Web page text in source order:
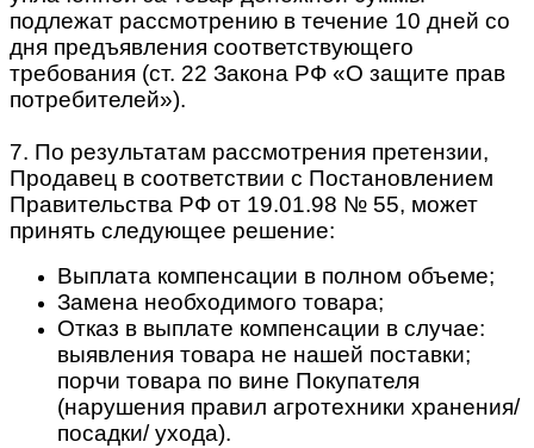
подлежат рассмотрению в течение 10 дней со
дня предъявления соответствующего
требования (ст. 22 Закона РФ «О защите прав
потребителей»).
7. По результатам рассмотрения претензии,
Продавец в соответствии с Постановлением
Правительства РФ от 19.01.98 № 55, может
принять следующее решение:
Выплата компенсации в полном объеме;
Замена необходимого товара;
Отказ в выплате компенсации в случае:
выявления товара не нашей поставки;
порчи товара по вине Покупателя
(нарушения правил агротехники хранения/
посадки/ ухода).